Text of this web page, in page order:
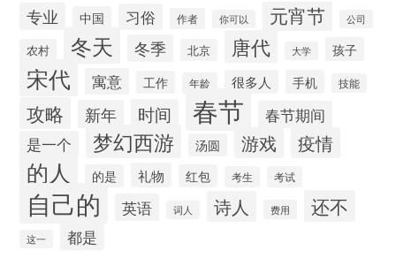
专业 中国 习俗 作者 你可以 元宵节 公司
农村 冬天 冬季 北京 唐代 大学 孩子
宋代 寓意 工作 年龄 很多人 手机 技能
攻略 新年 时间 春节 春节期间
是一个 梦幻西游 汤圆 游戏 疫情
的人 的是 礼物 红包 考生 考试
自己的 英语 词人 诗人 费用 还不
这一 都是